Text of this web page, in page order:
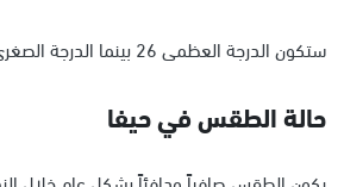
ستكون الدرجة العظمى 26 بينما الدرجة الصغرى 14.
حالة الطقس في حيفا